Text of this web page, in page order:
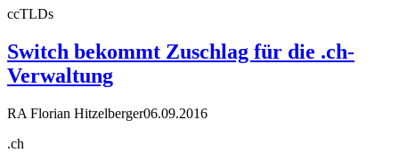
ccTLDs
Switch bekommt Zuschlag für die .ch-
Verwaltung
RA Florian Hitzelberger06.09.2016
.ch